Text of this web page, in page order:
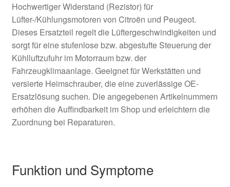
Hochwertiger Widerstand (Rezistor) für
Lüfter-/Kühlungsmotoren von Citroën und Peugeot.
Dieses Ersatzteil regelt die Lüftergeschwindigkeiten und
sorgt für eine stufenlose bzw. abgestufte Steuerung der
Kühlluftzufuhr im Motorraum bzw. der
Fahrzeugklimaanlage. Geeignet für Werkstätten und
versierte Heimschrauber, die eine zuverlässige OE-
Ersatzlösung suchen. Die angegebenen Artikelnummern
erhöhen die Auffindbarkeit im Shop und erleichtern die
Zuordnung bei Reparaturen.
Funktion und Symptome